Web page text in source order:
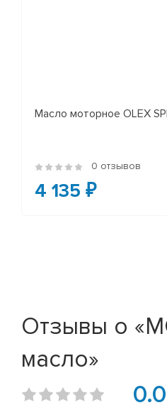
Масло моторное OLEX
0 отзывов
4 135 ₽
Отзывы о
масло»
0.0